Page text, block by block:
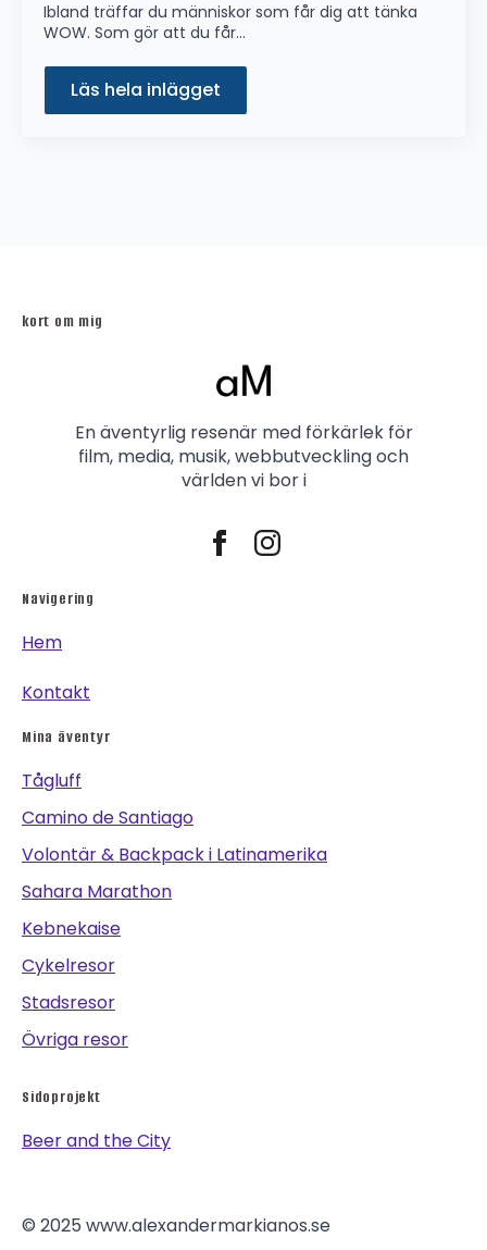
Ibland träffar du människor som får dig att tänka
WOW. Som gör att du får…
Läs hela inlägget
kort om mig
En äventyrlig resenär med förkärlek för
film, media, musik, webbutveckling och
världen vi bor i
Navigering
Hem
Kontakt
Mina äventyr
Tågluff
Camino de Santiago
Volontär & Backpack i Latinamerika
Sahara Marathon
Kebnekaise
Cykelresor
Stadsresor
Övriga resor
Sidoprojekt
Beer and the City
© 2025 www.alexandermarkianos.se